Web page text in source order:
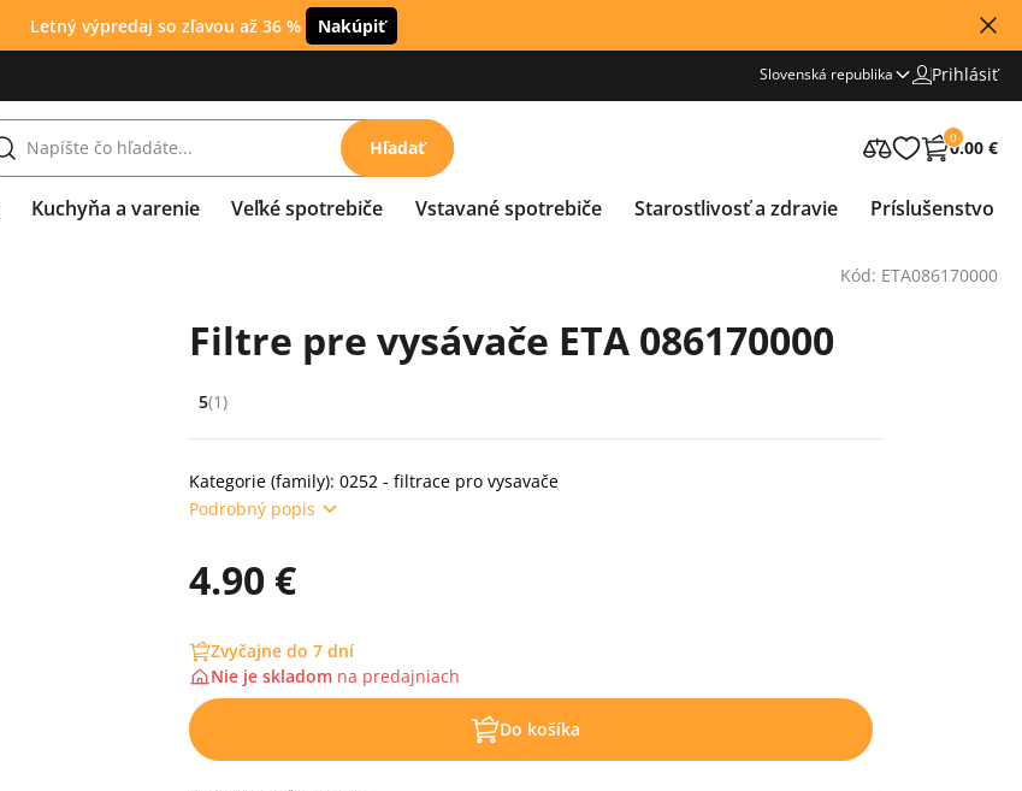
Letný výpredaj so zľavou až 36 % Nakúpiť
Slovenská republika Prihlásiť
Hľadať 0
0.00 €
Kuchyňa a varenie Veľké spotrebiče Vstavané spotrebiče Starostlivosť a zdravie Príslušenstvo
Kód: ETA086170000
Filtre pre vysávače ETA 086170000
Hodnocení: 5 z 5 (1 recenzí)
5(1)
Kategorie (family): 0252 - filtrace pro vysavače
Podrobný popis
4.90 €
Zvyčajne do 7 dní
Nie je skladom na predajniach
Do košíka